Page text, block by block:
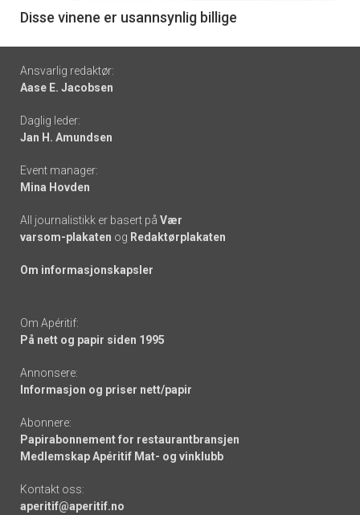
6
Disse vinene er usannsynlig billige
Footer
-
links
Ansvarlig redaktør:
Aase E. Jacobsen
Daglig leder:
Jan H. Amundsen
Event manager:
Mina Hovden
All journalistikk er basert på Vær
varsom-plakaten og Redaktørplakaten
Om informasjonskapsler
Om Apéritif:
På nett og papir siden 1995
Annonsere:
Informasjon og priser nett/papir
Abonnere:
Papirabonnement for restaurantbransjen
Medlemskap Apéritif Mat- og vinklubb
Kontakt oss:
aperitif@aperitif.no